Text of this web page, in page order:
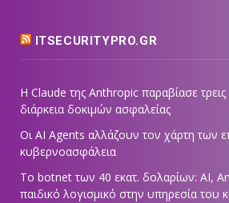
ITSECURITYPRO.GR
Η Claude της Anthropic παραβίασε τρεις
διάρκεια δοκιμών ασφαλείας
Οι AI Agents αλλάζουν τον χάρτη των
κυβερνοασφάλεια
Το botnet των 40 εκατ. δολαρίων: AI,
παιδικό λογισμικό στην υπηρεσία του